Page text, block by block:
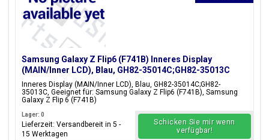
Samsung Galaxy Z Flip6 (F741B) Inneres Display
(MAIN/Inner LCD), Blau, GH82-35014C;GH82-35013C
Inneres Display (MAIN/Inner LCD), Blau, GH82-35014C;GH82-
35013C, Geeignet für: Samsung Galaxy Z Flip6 (F741B), Samsung
Galaxy Z Flip 6 (F741B)
Lager: 0
Lieferzeit: Versandbereit in 5 -
15 Werktagen
Schicken Sie mir wenn
verfügbar!